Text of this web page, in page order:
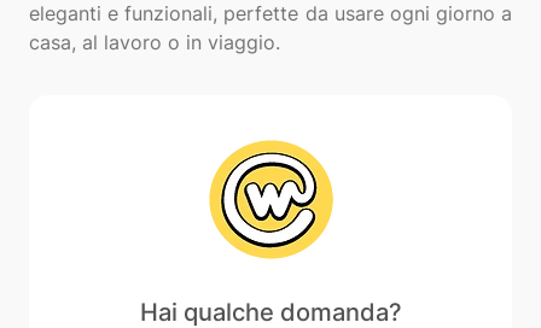
eleganti e funzionali, perfette da usare ogni giorno a
Hai qualche domanda?